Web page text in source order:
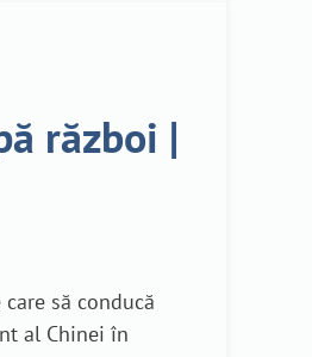
război |
să conducă
al Chinei în